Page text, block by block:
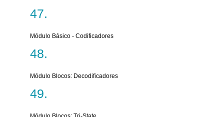
Módulo Básico - Codificadores
Módulo Blocos: Decodificadores